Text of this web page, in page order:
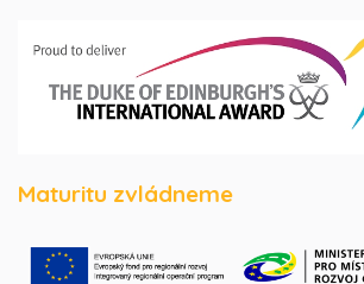
Maturitu zvládneme